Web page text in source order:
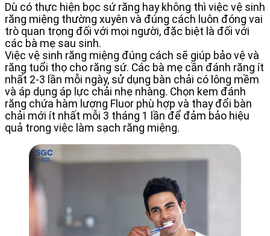
Dù có thực hiện bọc sứ răng hay không thì việc vệ sinh
răng miệng thường xuyên và đúng cách luôn đóng vai
trò quan trọng đối với mọi người, đặc biệt là đối với
các bà mẹ sau sinh.
Việc vệ sinh răng miệng đúng cách sẽ giúp bảo vệ và
răng tuổi thọ cho răng sứ. Các bà mẹ cần đánh răng ít
nhất 2-3 lần mỗi ngày, sử dụng bàn chải có lông mềm
và áp dụng áp lực chải nhẹ nhàng. Chọn kem đánh
răng chứa hàm lượng Fluor phù hợp và thay đổi bàn
chải mới ít nhất mỗi 3 tháng 1 lần để đảm bảo hiệu
quả trong việc làm sạch răng miệng.